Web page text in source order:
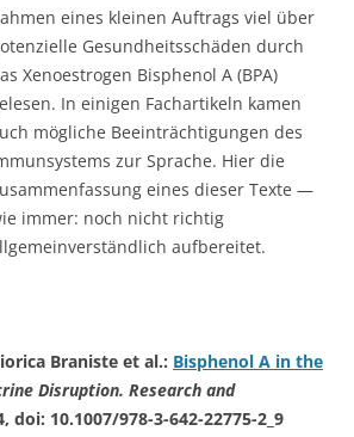
eines kleinen Auftrags viel über
Gesundheitsschäden durch
Xenoestrogen Bisphenol A (BPA)
In einigen Fachartikeln kamen
mögliche Beeinträchtigungen des
zur Sprache. Hier die
eines dieser Texte —
immer: noch nicht richtig
aufbereitet.
Braniste et al.: Bisphenol A in the
Disruption. Research and
doi: 10.1007/978-3-642-22775-2_9